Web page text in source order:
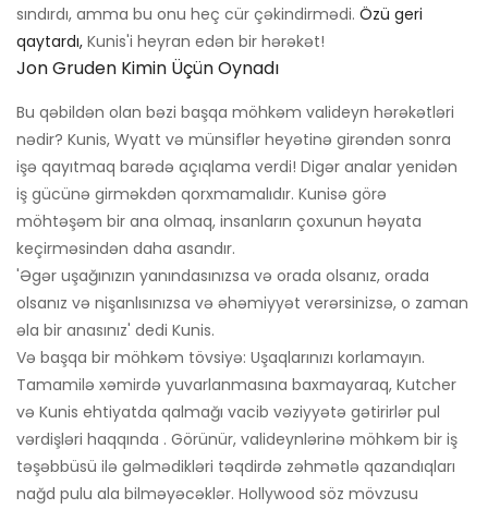
sındırdı, amma bu onu heç cür çəkindirmədi. Özü geri
qaytardı, Kunis'i heyran edən bir hərəkət!
Jon Gruden Kimin Üçün Oynadı
Bu qəbildən olan bəzi başqa möhkəm valideyn hərəkətləri
nədir? Kunis, Wyatt və münsiflər heyətinə girəndən sonra
işə qayıtmaq barədə açıqlama verdi! Digər analar yenidən
iş gücünə girməkdən qorxmamalıdır. Kunisə görə
möhtəşəm bir ana olmaq, insanların çoxunun həyata
keçirməsindən daha asandır.
'Əgər uşağınızın yanındasınızsa və orada olsanız, orada
olsanız və nişanlısınızsa və əhəmiyyət verərsinizsə, o zaman
əla bir anasınız' dedi Kunis.
Və başqa bir möhkəm tövsiyə: Uşaqlarınızı korlamayın.
Tamamilə xəmirdə yuvarlanmasına baxmayaraq, Kutcher
və Kunis ehtiyatda qalmağı vacib vəziyyətə gətirirlər pul
vərdişləri haqqında . Görünür, valideynlərinə möhkəm bir iş
təşəbbüsü ilə gəlmədikləri təqdirdə zəhmətlə qazandıqları
nağd pulu ala bilməyəcəklər. Hollywood söz mövzusu